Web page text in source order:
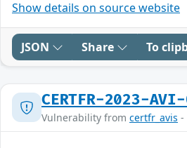
Show details on source website
JSON Share To
CERTFR-2023-
Vulnerability from certfr_avis -